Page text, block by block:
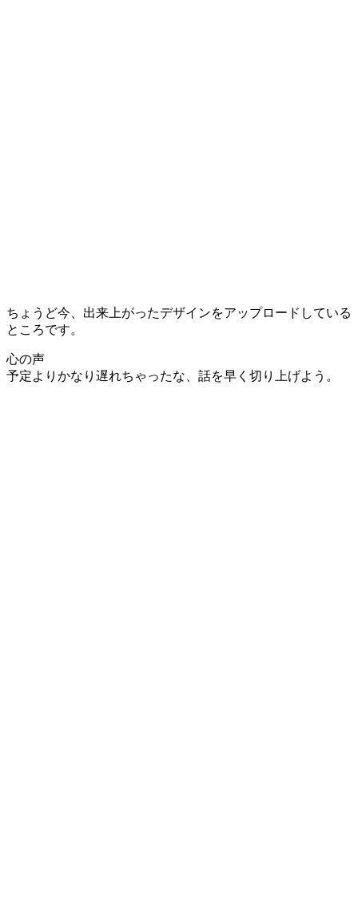
ちょうど今、出来上がったデザインをアップロードしている
ところです。
心の声
予定よりかなり遅れちゃったな、話を早く切り上げよう。